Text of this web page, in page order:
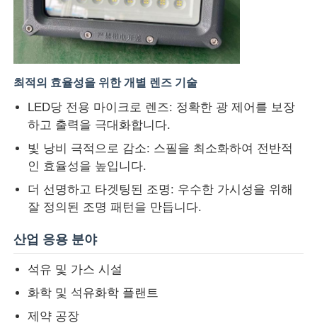
최적의 효율성을 위한 개별 렌즈 기술
LED당 전용 마이크로 렌즈: 정확한 광 제어를 보장
하고 출력을 극대화합니다.
빛 낭비 극적으로 감소: 스필을 최소화하여 전반적
인 효율성을 높입니다.
더 선명하고 타겟팅된 조명: 우수한 가시성을 위해
잘 정의된 조명 패턴을 만듭니다.
산업 응용 분야
석유 및 가스 시설
화학 및 석유화학 플랜트
제약 공장